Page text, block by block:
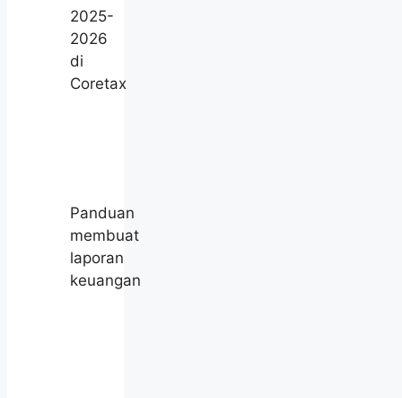
2025-
2026
di
Coretax
Panduan
membuat
laporan
keuangan